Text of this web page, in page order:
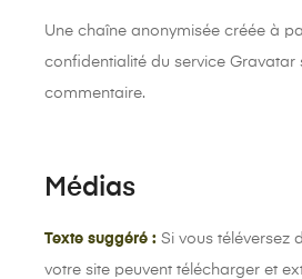
Une chaîne anonymisée créée à
confidentialité du service
commentaire.
Médias
Texte suggéré : Si vous téléversez
votre site peuvent télécharger et